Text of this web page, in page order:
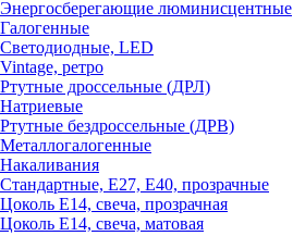
Энергосберегающие люминисцентные
Галогенные
Светодиодные, LED
Vintage, ретро
Ртутные дроссельные (ДРЛ)
Натриевые
Ртутные бездроссельные (ДРВ)
Металлогалогенные
Накаливания
Стандартные, Е27, Е40, прозрачные
Цоколь Е14, свеча, прозрачная
Цоколь Е14, свеча, матовая